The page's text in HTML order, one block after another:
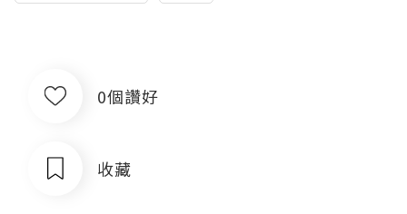
0個讚好
收藏